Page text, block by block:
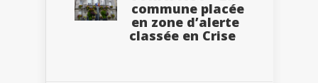
commune placée
en zone d’alerte
classée en Crise